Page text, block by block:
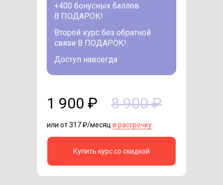
или от 317 ₽/месяц в рассрочку
8 900 ₽
1 900 ₽
Купить курс со скидкой
+400 бонусных баллов
В ПОДАРОК!
Доступ навсегда
Второй курс без обратной
связи В ПОДАРОК!